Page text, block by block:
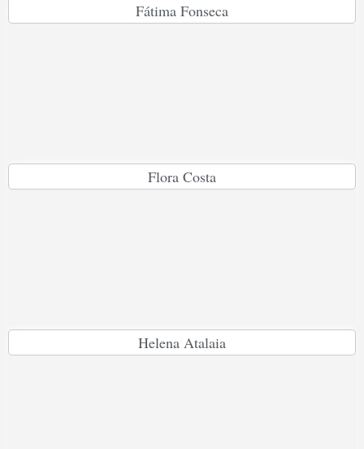
Fátima Fonseca
Flora Costa
Helena Atalaia